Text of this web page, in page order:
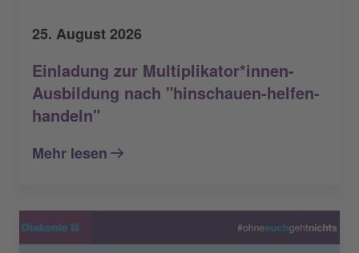
25. August 2026
Einladung zur Multiplikator*innen-
Ausbildung nach "hinschauen-helfen-
handeln"
Mehr lesen